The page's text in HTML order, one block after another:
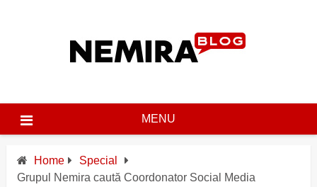
MENU
Home
Special
Grupul Nemira caută Coordonator Social Media